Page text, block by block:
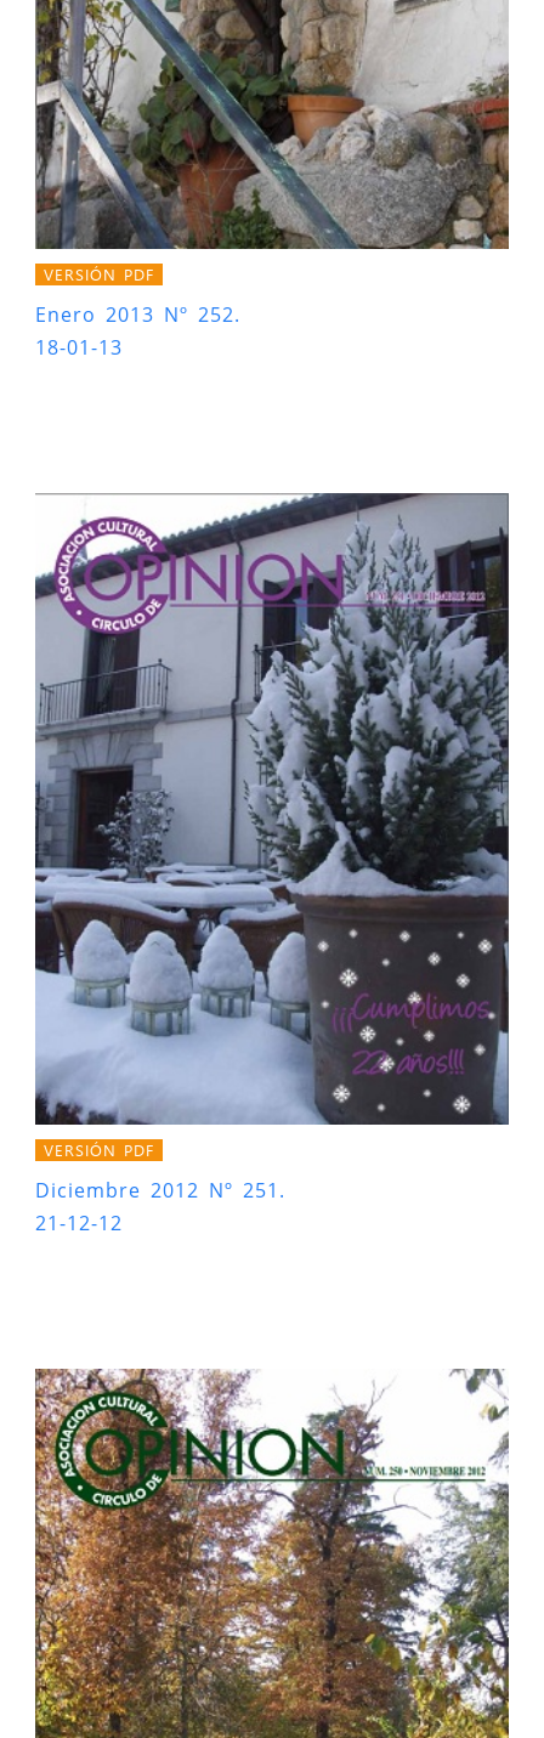
VERSIÓN PDF
Enero 2013 Nº 252.
18-01-13
VERSIÓN PDF
Diciembre 2012 Nº 251.
21-12-12